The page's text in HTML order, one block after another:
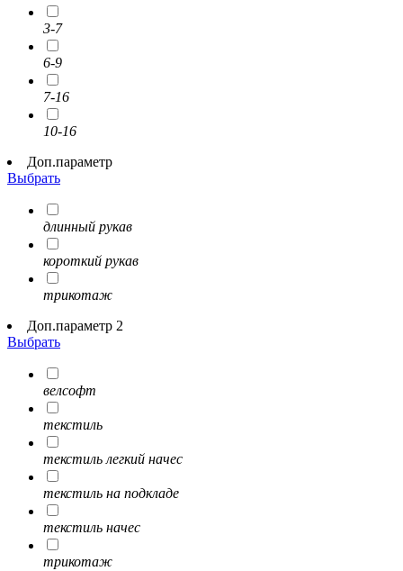
3-7
6-9
7-16
10-16
Доп.параметр
Выбрать
длинный рукав
короткий рукав
трикотаж
Доп.параметр 2
Выбрать
велсофт
текстиль
текстиль легкий начес
текстиль на подкладе
текстиль начес
трикотаж